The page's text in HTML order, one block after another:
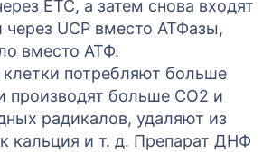
ETC, а затем снова входят
UCP вместо АТФазы,
вместо АТФ.
потребляют больше
производят больше СО2 и
радикалов, удаляют из
кальция и т. д. Препарат ДНФ